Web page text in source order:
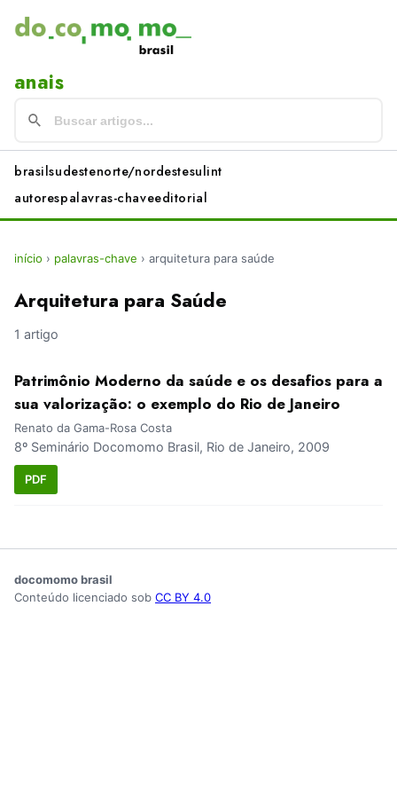
anais
brasilsudestenorte/nordestesulint
autorespalavras-chaveeditorial
início › palavras-chave › arquitetura para saúde
Arquitetura para Saúde
1 artigo
Patrimônio Moderno da saúde e os desafios para a
sua valorização: o exemplo do Rio de Janeiro
Renato da Gama-Rosa Costa
8º Seminário Docomomo Brasil, Rio de Janeiro, 2009
PDF
docomomo brasil
Conteúdo licenciado sob CC BY 4.0